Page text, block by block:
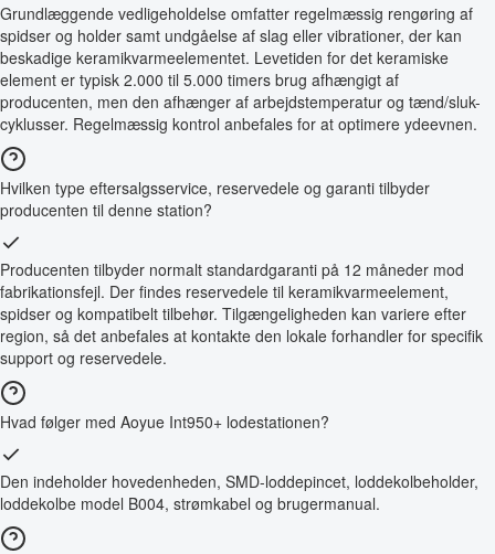
Grundlæggende vedligeholdelse omfatter regelmæssig rengøring af
spidser og holder samt undgåelse af slag eller vibrationer, der kan
beskadige keramikvarmeelementet. Levetiden for det keramiske
element er typisk 2.000 til 5.000 timers brug afhængigt af
producenten, men den afhænger af arbejdstemperatur og tænd/sluk-
cyklusser. Regelmæssig kontrol anbefales for at optimere ydeevnen.
Hvilken type eftersalgsservice, reservedele og garanti tilbyder
producenten til denne station?
Producenten tilbyder normalt standardgaranti på 12 måneder mod
fabrikationsfejl. Der findes reservedele til keramikvarmeelement,
spidser og kompatibelt tilbehør. Tilgængeligheden kan variere efter
region, så det anbefales at kontakte den lokale forhandler for specifik
support og reservedele.
Hvad følger med Aoyue Int950+ lodestationen?
Den indeholder hovedenheden, SMD-loddepincet, loddekolbeholder,
loddekolbe model B004, strømkabel og brugermanual.